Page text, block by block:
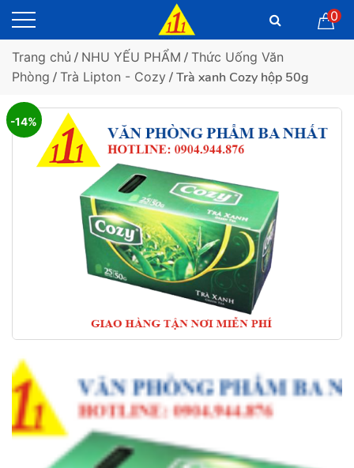
0
Trang chủ / NHU YẾU PHẨM / Thức Uống Văn
Phòng / Trà Lipton - Cozy / Trà xanh Cozy hộp 50g
-14%